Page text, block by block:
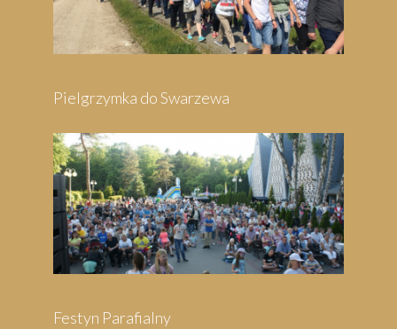
Pielgrzymka do Swarzewa
Festyn Parafialny